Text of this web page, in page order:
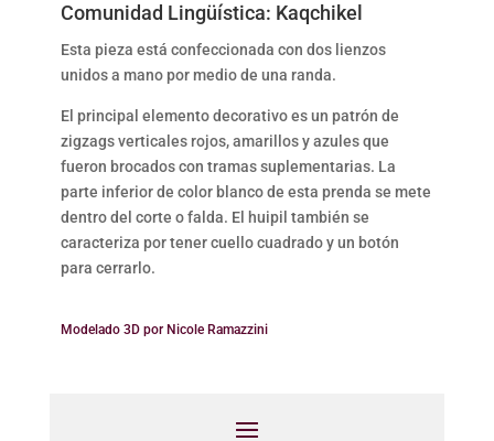
Comunidad Lingüística: Kaqchikel
Esta pieza está confeccionada con dos lienzos
unidos a mano por medio de una randa.
El principal elemento decorativo es un patrón de
zigzags verticales rojos, amarillos y azules que
fueron brocados con tramas suplementarias. La
parte inferior de color blanco de esta prenda se mete
dentro del corte o falda. El huipil también se
caracteriza por tener cuello cuadrado y un botón
para cerrarlo.
Modelado 3D por Nicole Ramazzini